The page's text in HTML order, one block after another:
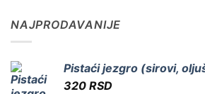
NAJPRODAVANIJE
Pistaći jezgro (sirovi,
320 RSD